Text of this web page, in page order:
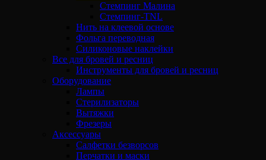
Стемпинг Малина
Стемпинг-TNL
Нить на клеевой основе
Фольга переводная
Силиконовые наклейки
Все для бровей и ресниц
Инструменты для бровей и ресниц
Оборудование
Лампы
Стерилизаторы
Вытяжки
Фрезеры
Аксессуары
Салфетки безворсов
Перчатки и маски